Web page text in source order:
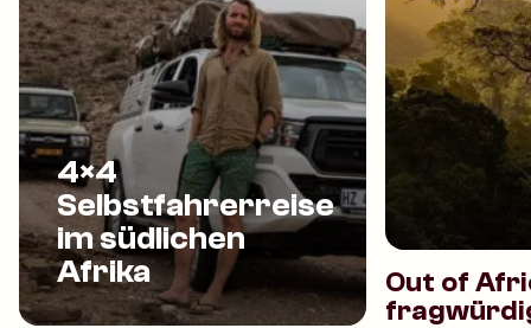
4×4
Selbstfahrerreise
im südlichen
Afrika
Out of